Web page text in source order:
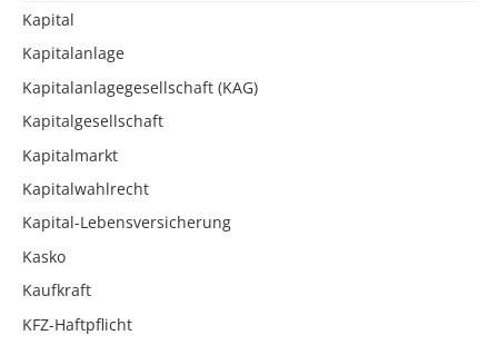
Kapital
Kapitalanlage
Kapitalanlagegesellschaft (KAG)
Kapitalgesellschaft
Kapitalmarkt
Kapitalwahlrecht
Kapital-Lebensversicherung
Kasko
Kaufkraft
KFZ-Haftpflicht